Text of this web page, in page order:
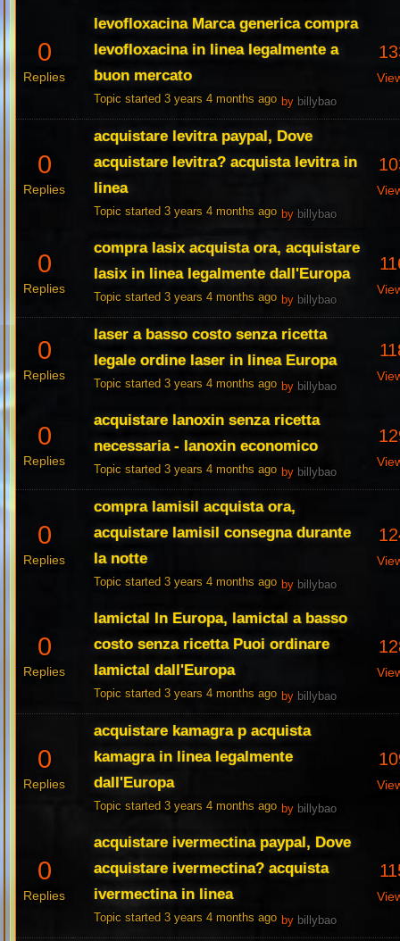
0
Replies
levofloxacina Marca generica compra
levofloxacina in linea legalmente a
buon mercato
Topic started 3 years 4 months ago by billybao
0
Replies
acquistare levitra paypal, Dove
acquistare levitra? acquista levitra in
linea
Topic started 3 years 4 months ago by billybao
0
Replies
compra lasix acquista ora, acquistare
lasix in linea legalmente dall'Europa
Topic started 3 years 4 months ago by billybao
0
Replies
laser a basso costo senza ricetta
legale ordine laser in linea Europa
Topic started 3 years 4 months ago by billybao
0
Replies
acquistare lanoxin senza ricetta
necessaria - lanoxin economico
Topic started 3 years 4 months ago by billybao
0
Replies
compra lamisil acquista ora,
acquistare lamisil consegna durante
la notte
Topic started 3 years 4 months ago by billybao
0
Replies
lamictal In Europa, lamictal a basso
costo senza ricetta Puoi ordinare
lamictal dall'Europa
Topic started 3 years 4 months ago by billybao
0
Replies
acquistare kamagra p acquista
kamagra in linea legalmente
dall'Europa
Topic started 3 years 4 months ago by billybao
0
Replies
acquistare ivermectina paypal, Dove
acquistare ivermectina? acquista
ivermectina in linea
Topic started 3 years 4 months ago by billybao